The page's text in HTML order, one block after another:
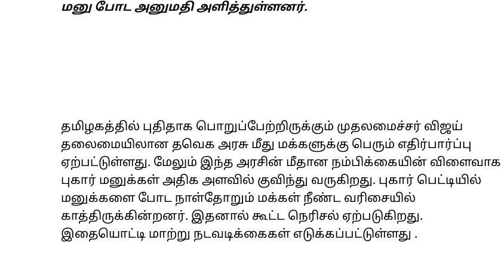
மனு போட அனுமதி அளித்துள்ளனர்.
தமிழகத்தில் புதிதாக பொறுப்பேற்றிருக்கும் முதலமைச்சர் விஜய்
தலைமையிலான தவெக அரசு மீது மக்களுக்கு பெரும் எதிர்பார்ப்பு
ஏற்பட்டுள்ளது. மேலும் இந்த அரசின் மீதான நம்பிக்கையின் விளைவாக
புகார் மனுக்கள் அதிக அளவில் குவிந்து வருகிறது. புகார் பெட்டியில்
மனுக்களை போட நாள்தோறும் மக்கள் நீண்ட வரிசையில்
காத்திருக்கின்றனர். இதனால் கூட்ட நெரிசல் ஏற்படுகிறது.
இதையொட்டி மாற்று நடவடிக்கைகள் எடுக்கப்பட்டுள்ளது .